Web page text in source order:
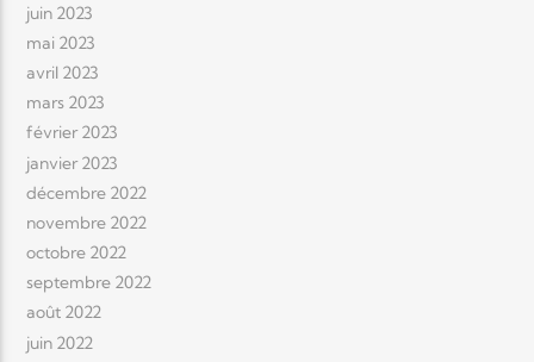
juin 2023
mai 2023
avril 2023
mars 2023
février 2023
janvier 2023
décembre 2022
novembre 2022
octobre 2022
septembre 2022
août 2022
juin 2022